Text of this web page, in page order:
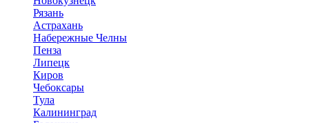
Рязань
Астрахань
Набережные Челны
Пенза
Липецк
Киров
Чебоксары
Тула
Калининград